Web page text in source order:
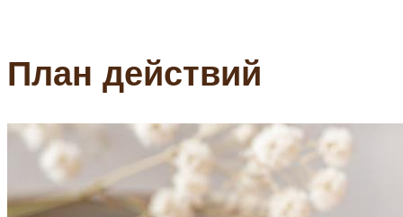
План действий